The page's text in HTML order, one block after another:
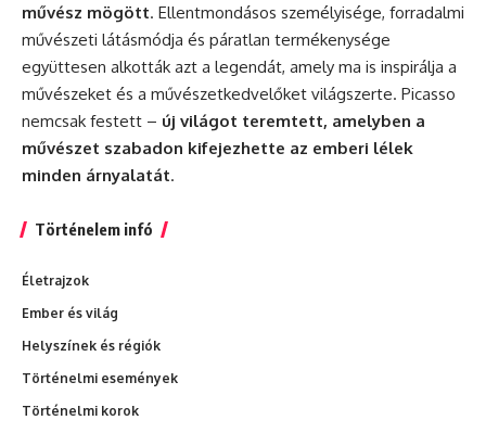
művész mögött. Ellentmondásos személyisége, forradalmi
művészeti látásmódja és páratlan termékenysége
együttesen alkották azt a legendát, amely ma is inspirálja a
művészeket és a művészetkedvelőket világszerte. Picasso
nemcsak festett – új világot teremtett, amelyben a
művészet szabadon kifejezhette az emberi lélek
minden árnyalatát.
Történelem infó
Életrajzok
Ember és világ
Helyszínek és régiók
Történelmi események
Történelmi korok